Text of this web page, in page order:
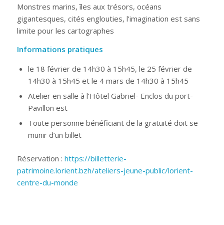
Monstres marins, îles aux trésors, océans
gigantesques, cités englouties, l’imagination est sans
limite pour les cartographes
Informations pratiques
le 18 février de 14h30 à 15h45, le 25 février de
14h30 à 15h45 et le 4 mars de 14h30 à 15h45
Atelier en salle à l’Hôtel Gabriel- Enclos du port-
Pavillon est
Toute personne bénéficiant de la gratuité doit se
munir d’un billet
Réservation : https://billetterie-
patrimoine.lorient.bzh/ateliers-jeune-public/lorient-
centre-du-monde